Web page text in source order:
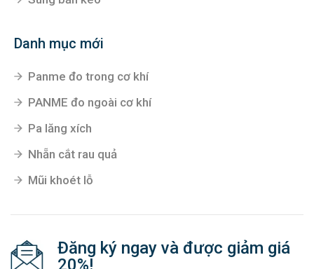
Danh mục hàng đầu
Thanh ren - ty ren inox
Danh mục mới
Pa lăng xích
Nhẵn cắt rau quả